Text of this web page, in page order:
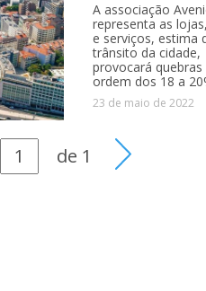
A associação
representa as
e serviços, estima
trânsito da cidade,
provocará
ordem dos 18 a
23 de maio de 2022
de 1